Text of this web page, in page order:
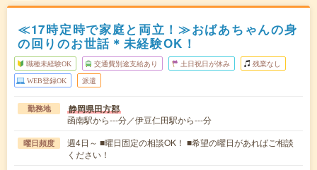
≪17時定時で家庭と両立！≫おばあちゃんの身
の回りのお世話＊未経験OK！
職種未経験OK 交通費別途支給あり 土日祝日が休み 残業なし
WEB登録OK 派遣
勤務地 静岡県田方郡
函南駅から---分／伊豆仁田駅から---分
曜日頻度
週4日～ ■曜日固定の相談OK！ ■希望の曜日があればご相談
ください！